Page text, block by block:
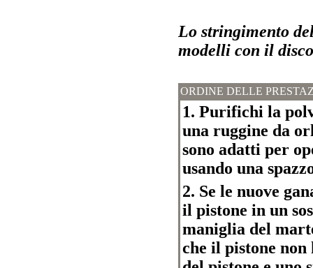
Lo stringimento
modelli con il
ORDINE DELLE
1. Purifichi la
una ruggine da
sono adatti per
usando una
2. Se le nuove
il pistone in un
maniglia del
che il pistone